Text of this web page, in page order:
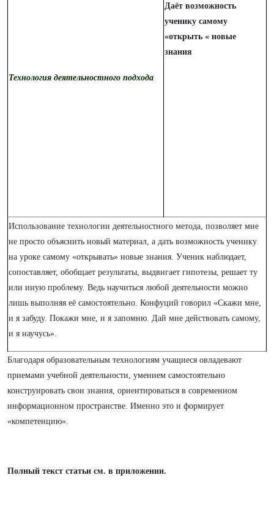
Технология деятельностного подхода
Даёт возможность
ученику самому
«открыть « новые
знания
Использование технологии деятельностного метода, позволяет мне
не просто объяснить новый материал, а дать возможность ученику
на уроке самому «открывать» новые знания. Ученик наблюдает,
сопоставляет, обобщает результаты, выдвигает гипотезы, решает ту
или иную проблему. Ведь научиться любой деятельности можно
лишь выполняя её самостоятельно. Конфуций говорил «Скажи мне,
и я забуду. Покажи мне, и я запомню. Дай мне действовать самому,
и я научусь».
Благодаря образовательным технологиям учащиеся овладевают
приемами учебной деятельности, умением самостоятельно
конструировать свои знания, ориентироваться в современном
информационном пространстве. Именно это и формирует
«компетенцию».
Полный текст статьи см. в приложении.